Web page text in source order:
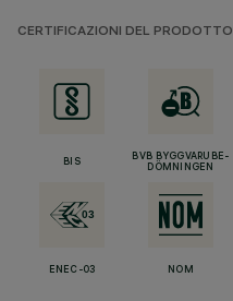
CERTIFICAZIONI DEL PRODOTTO
BIS
BVB BYGGVARUBE-
DÖMNINGEN
ENEC-03 NOM